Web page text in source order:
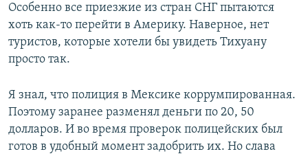
Особенно все приезжие из стран СНГ пытаются
хоть как-то перейти в Америку. Наверное, нет
туристов, которые хотели бы увидеть Тихуану
просто так.
Я знал, что полиция в Мексике коррумпированная.
Поэтому заранее разменял деньги по 20, 50
долларов. И во время проверок полицейских был
готов в удобный момент задобрить их. Но слава